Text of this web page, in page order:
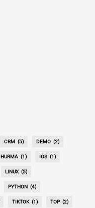
CRM (5) DEMO (2)
HURMA (1) IOS (1)
LINUX (5)
PYTHON (4)
TIKTOK (1) TOP (2)